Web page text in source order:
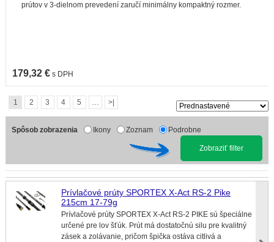
prútov v 3-dielnom prevedení zaručí minimálny kompaktný rozmer.
179,32 € s DPH
1 2 3 4 5 … >|
Spôsob zobrazenia Ikony Zoznam Podrobne
Zobraziť filter
Prívlačové prúty SPORTEX X-Act RS-2 Pike
215cm 17-79g
Prívlačové prúty SPORTEX X-Act RS-2 PIKE sú špeciálne
určené pre lov šťúk. Prút má dostatočnú silu pre kvalitný
zásek a zolávanie, pričom špička ostáva citlivá a